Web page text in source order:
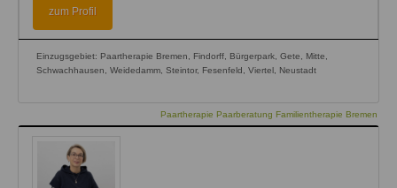
zum Profil
Einzugsgebiet: Paartherapie Bremen, Findorff, Bürgerpark, Gete, Mitte,
Schwachhausen, Weidedamm, Steintor, Fesenfeld, Viertel, Neustadt
Paartherapie Paarberatung Familientherapie Bremen